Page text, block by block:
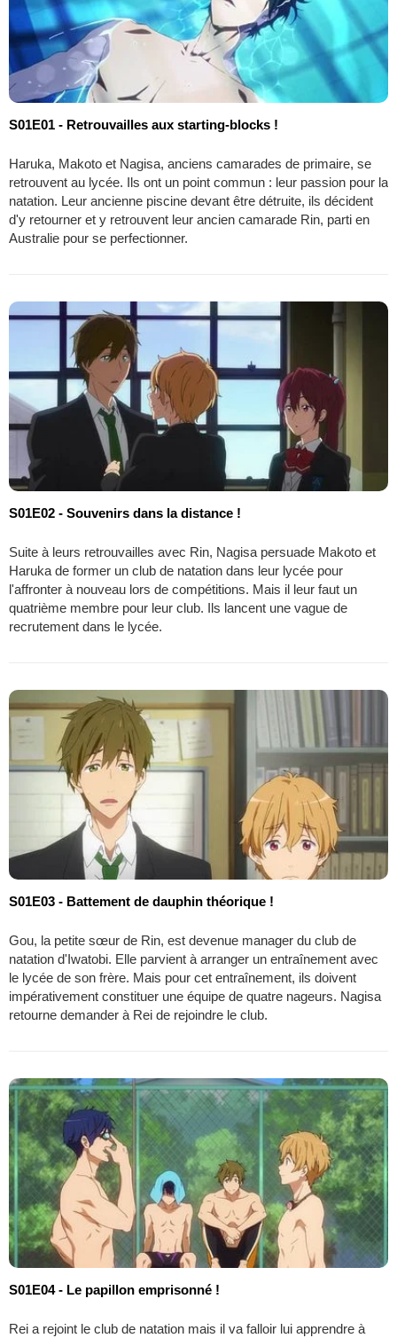
S01E01 - Retrouvailles aux starting-blocks !
Haruka, Makoto et Nagisa, anciens camarades de primaire, se
retrouvent au lycée. Ils ont un point commun : leur passion pour la
natation. Leur ancienne piscine devant être détruite, ils décident
d'y retourner et y retrouvent leur ancien camarade Rin, parti en
Australie pour se perfectionner.
S01E02 - Souvenirs dans la distance !
Suite à leurs retrouvailles avec Rin, Nagisa persuade Makoto et
Haruka de former un club de natation dans leur lycée pour
l'affronter à nouveau lors de compétitions. Mais il leur faut un
quatrième membre pour leur club. Ils lancent une vague de
recrutement dans le lycée.
S01E03 - Battement de dauphin théorique !
Gou, la petite sœur de Rin, est devenue manager du club de
natation d'Iwatobi. Elle parvient à arranger un entraînement avec
le lycée de son frère. Mais pour cet entraînement, ils doivent
impérativement constituer une équipe de quatre nageurs. Nagisa
retourne demander à Rei de rejoindre le club.
S01E04 - Le papillon emprisonné !
Rei a rejoint le club de natation mais il va falloir lui apprendre à